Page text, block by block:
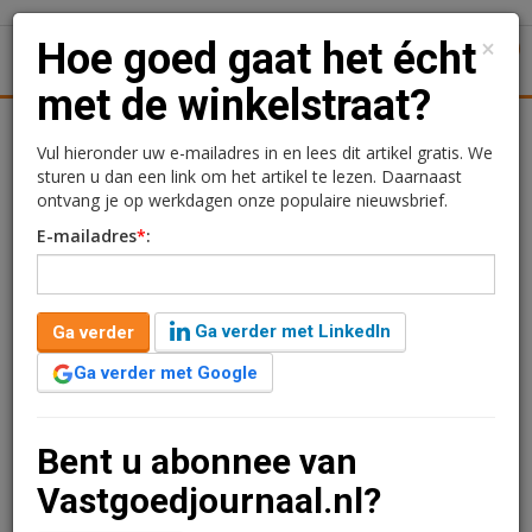
Hoe goed gaat het écht
met de winkelstraat?
Redactie
9 augustus 2024 om 08:47
2 jaar geleden aangepast
10 minuten leestijd
'Het gaat geweldig met de winkelstraat.' 'De leegstand
vaak voorbijkomen. In de discussies ontbreken de
feiten én de nuance, of wordt selectief geshopt in de
feiten. In deze bijdrage geeft Robin van Lieshout,
×
Hoe goed gaat het écht
met de winkelstraat?
Vul hieronder uw e-mailadres in en lees dit artikel gratis. We
sturen u dan een link om het artikel te lezen. Daarnaast
ontvang je op werkdagen onze populaire nieuwsbrief.
E-mailadres*:
Ga verder
Ga verder met LinkedIn
Ga verder met Google
Bent u abonnee van
Vastgoedjournaal.nl?